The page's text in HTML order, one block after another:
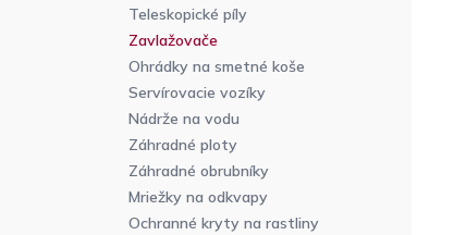
Teleskopické píly
Zavlažovače
Ohrádky na smetné koše
Servírovacie vozíky
Nádrže na vodu
Záhradné ploty
Záhradné obrubníky
Mriežky na odkvapy
Ochranné kryty na rastliny